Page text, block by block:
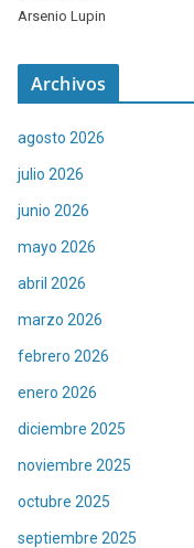
Arsenio Lupin
Archivos
agosto 2026
julio 2026
junio 2026
mayo 2026
abril 2026
marzo 2026
febrero 2026
enero 2026
diciembre 2025
noviembre 2025
octubre 2025
septiembre 2025